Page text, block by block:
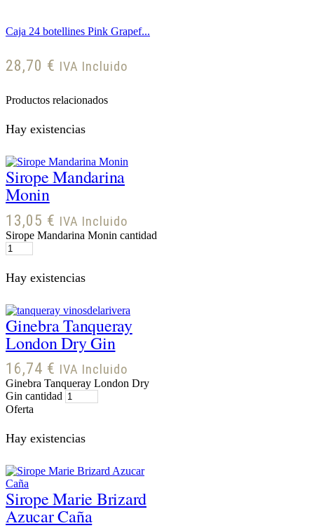
Caja 24 botellines Pink Grapef...
28,70 € IVA Incluido
Productos relacionados
Hay existencias
Sirope Mandarina
Monin
13,05 € IVA Incluido
Sirope Mandarina Monin cantidad
Hay existencias
Ginebra Tanqueray
London Dry Gin
16,74 € IVA Incluido
Ginebra Tanqueray London Dry
Gin cantidad
Oferta
Hay existencias
Sirope Marie Brizard
Azucar Caña